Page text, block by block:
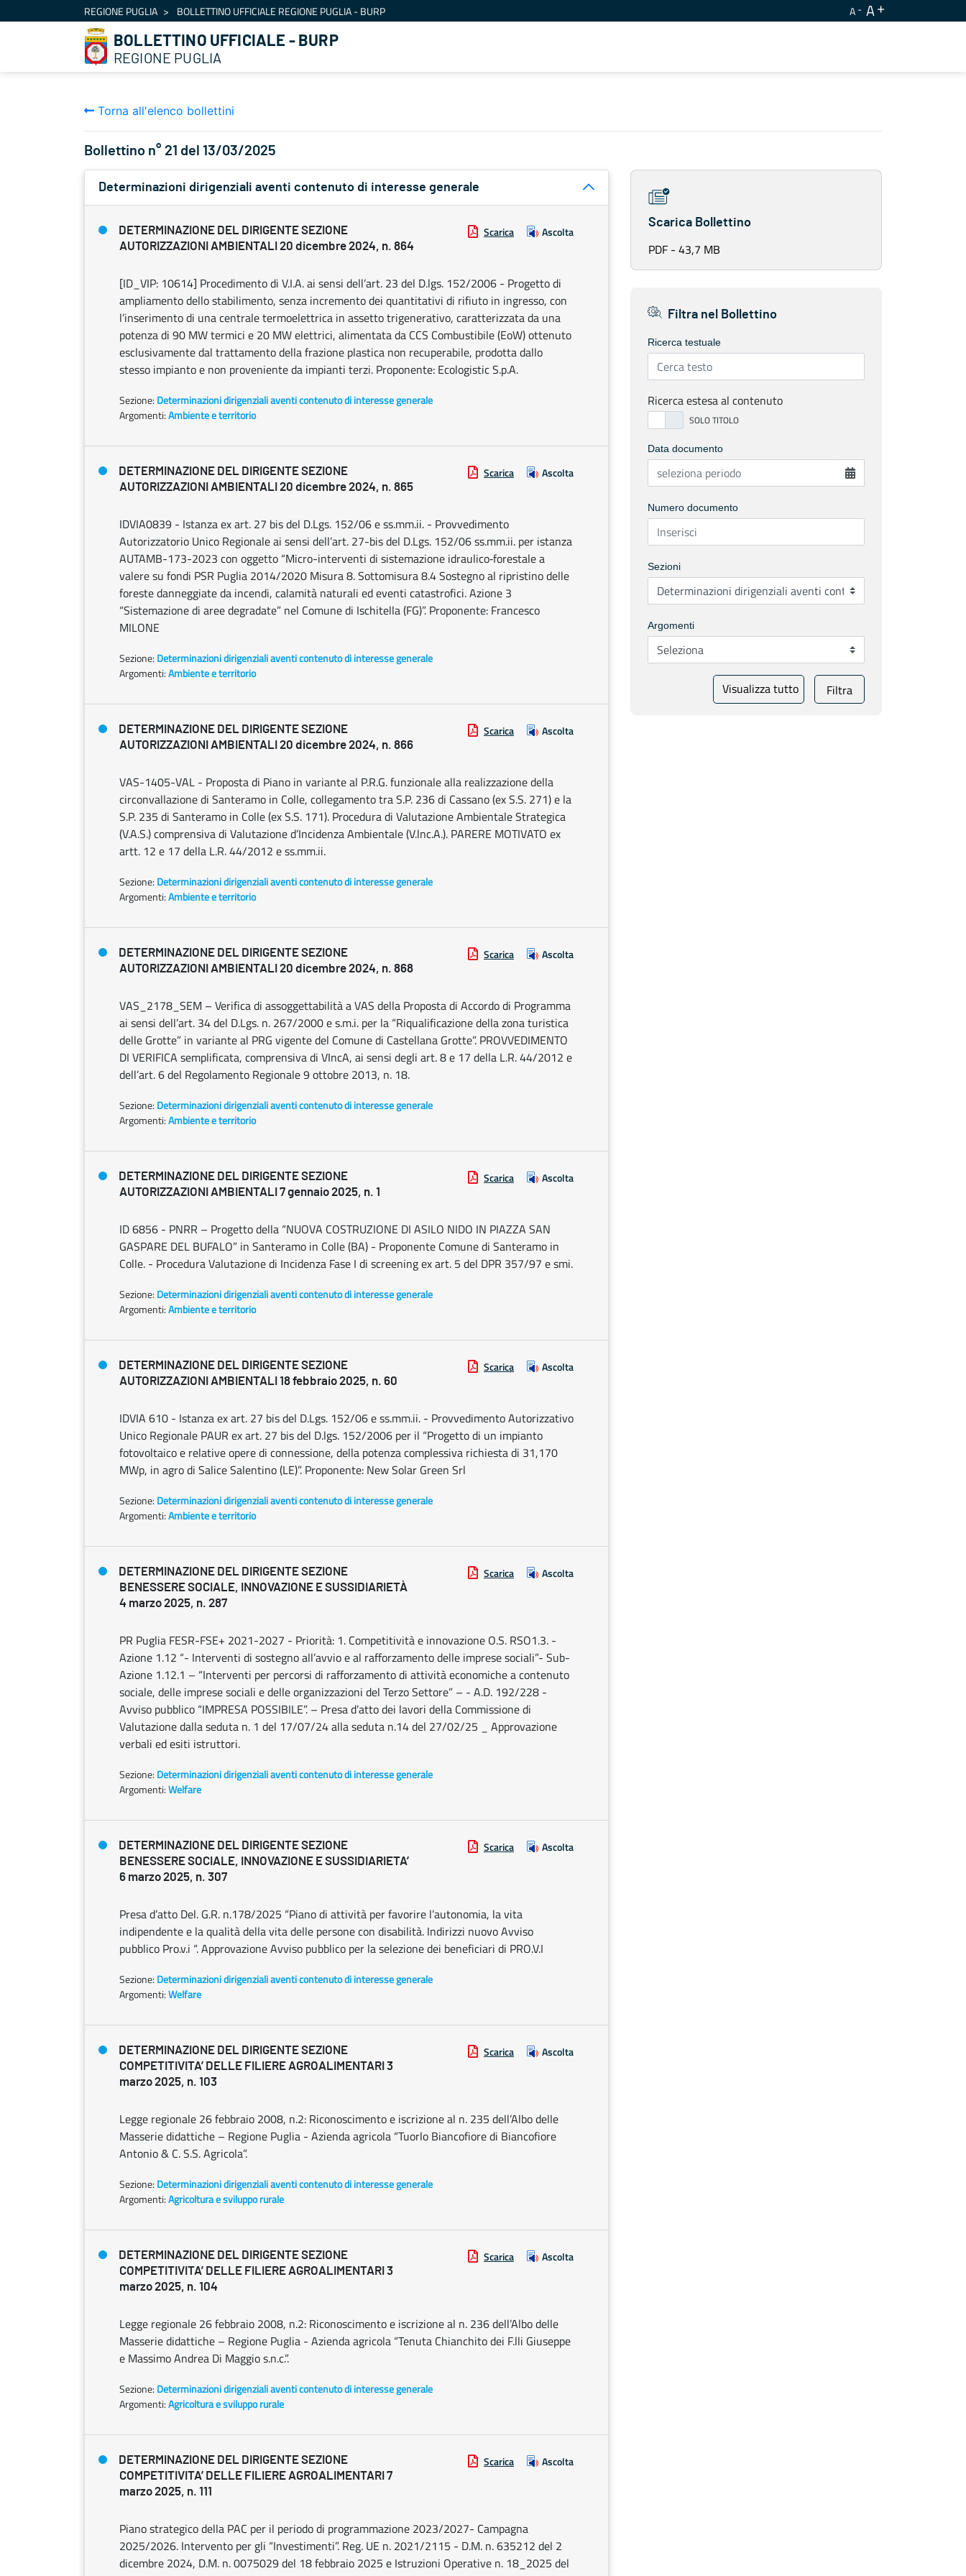
Salta al contenutoREGIONE PUGLIA BOLLETTINO UFFICIALE REGIONE PUGLIA - BURP A A
BOLLETTINO UFFICIALE - BURP
REGIONE PUGLIA
Torna all'elenco bollettini
Bollettino n° 21 del 13/03/2025
Determinazioni dirigenziali aventi contenuto di interesse generale
DETERMINAZIONE DEL DIRIGENTE SEZIONE
AUTORIZZAZIONI AMBIENTALI 20 dicembre 2024, n. 864
Scarica Ascolta
[ID_VIP: 10614] Procedimento di V.I.A. ai sensi dell’art. 23 del D.lgs. 152/2006 - Progetto di
ampliamento dello stabilimento, senza incremento dei quantitativi di rifiuto in ingresso, con
l’inserimento di una centrale termoelettrica in assetto trigenerativo, caratterizzata da una
potenza di 90 MW termici e 20 MW elettrici, alimentata da CCS Combustibile (EoW) ottenuto
esclusivamente dal trattamento della frazione plastica non recuperabile, prodotta dallo
stesso impianto e non proveniente da impianti terzi. Proponente: Ecologistic S.p.A.
Sezione: Determinazioni dirigenziali aventi contenuto di interesse generale
Argomenti:Ambiente e territorio
DETERMINAZIONE DEL DIRIGENTE SEZIONE
AUTORIZZAZIONI AMBIENTALI 20 dicembre 2024, n. 865
Scarica Ascolta
IDVIA0839 - Istanza ex art. 27 bis del D.Lgs. 152/06 e ss.mm.ii. - Provvedimento
Autorizzatorio Unico Regionale ai sensi dell’art. 27-bis del D.Lgs. 152/06 ss.mm.ii. per istanza
AUTAMB-173-2023 con oggetto “Micro-interventi di sistemazione idraulico‐forestale a
valere su fondi PSR Puglia 2014/2020 Misura 8. Sottomisura 8.4 Sostegno al ripristino delle
foreste danneggiate da incendi, calamità naturali ed eventi catastrofici. Azione 3
“Sistemazione di aree degradate” nel Comune di Ischitella (FG)”. Proponente: Francesco
MILONE
Sezione: Determinazioni dirigenziali aventi contenuto di interesse generale
Argomenti:Ambiente e territorio
DETERMINAZIONE DEL DIRIGENTE SEZIONE
AUTORIZZAZIONI AMBIENTALI 20 dicembre 2024, n. 866
Scarica Ascolta
VAS-1405-VAL - Proposta di Piano in variante al P.R.G. funzionale alla realizzazione della
circonvallazione di Santeramo in Colle, collegamento tra S.P. 236 di Cassano (ex S.S. 271) e la
S.P. 235 di Santeramo in Colle (ex S.S. 171). Procedura di Valutazione Ambientale Strategica
(V.A.S.) comprensiva di Valutazione d’Incidenza Ambientale (V.lnc.A.). PARERE MOTIVATO ex
artt. 12 e 17 della L.R. 44/2012 e ss.mm.ii.
Sezione: Determinazioni dirigenziali aventi contenuto di interesse generale
Argomenti:Ambiente e territorio
DETERMINAZIONE DEL DIRIGENTE SEZIONE
AUTORIZZAZIONI AMBIENTALI 20 dicembre 2024, n. 868
Scarica Ascolta
VAS_2178_SEM – Verifica di assoggettabilità a VAS della Proposta di Accordo di Programma
ai sensi dell’art. 34 del D.Lgs. n. 267/2000 e s.m.i. per la “Riqualificazione della zona turistica
delle Grotte” in variante al PRG vigente del Comune di Castellana Grotte”. PROVVEDIMENTO
DI VERIFICA semplificata, comprensiva di VIncA, ai sensi degli art. 8 e 17 della L.R. 44/2012 e
dell’art. 6 del Regolamento Regionale 9 ottobre 2013, n. 18.
Sezione: Determinazioni dirigenziali aventi contenuto di interesse generale
Argomenti:Ambiente e territorio
DETERMINAZIONE DEL DIRIGENTE SEZIONE
AUTORIZZAZIONI AMBIENTALI 7 gennaio 2025, n. 1
Scarica Ascolta
ID 6856 - PNRR – Progetto della “NUOVA COSTRUZIONE DI ASILO NIDO IN PIAZZA SAN
GASPARE DEL BUFALO” in Santeramo in Colle (BA) - Proponente Comune di Santeramo in
Colle. - Procedura Valutazione di Incidenza Fase I di screening ex art. 5 del DPR 357/97 e smi.
Sezione: Determinazioni dirigenziali aventi contenuto di interesse generale
Argomenti:Ambiente e territorio
DETERMINAZIONE DEL DIRIGENTE SEZIONE
AUTORIZZAZIONI AMBIENTALI 18 febbraio 2025, n. 60
Scarica Ascolta
IDVIA 610 - Istanza ex art. 27 bis del D.Lgs. 152/06 e ss.mm.ii. - Provvedimento Autorizzativo
Unico Regionale PAUR ex art. 27 bis del D.lgs. 152/2006 per il “Progetto di un impianto
fotovoltaico e relative opere di connessione, della potenza complessiva richiesta di 31,170
MWp, in agro di Salice Salentino (LE)”. Proponente: New Solar Green Srl
Sezione: Determinazioni dirigenziali aventi contenuto di interesse generale
Argomenti:Ambiente e territorio
DETERMINAZIONE DEL DIRIGENTE SEZIONE
BENESSERE SOCIALE, INNOVAZIONE E SUSSIDIARIETÀ
4 marzo 2025, n. 287
Scarica Ascolta
PR Puglia FESR-FSE+ 2021-2027 - Priorità: 1. Competitività e innovazione O.S. RSO1.3. -
Azione 1.12 “- Interventi di sostegno all’avvio e al rafforzamento delle imprese sociali”- Sub-
Azione 1.12.1 – “Interventi per percorsi di rafforzamento di attività economiche a contenuto
sociale, delle imprese sociali e delle organizzazioni del Terzo Settore” – - A.D. 192/228 -
Avviso pubblico “IMPRESA POSSIBILE”. – Presa d’atto dei lavori della Commissione di
Valutazione dalla seduta n. 1 del 17/07/24 alla seduta n.14 del 27/02/25 _ Approvazione
verbali ed esiti istruttori.
Sezione: Determinazioni dirigenziali aventi contenuto di interesse generale
Argomenti:Welfare
DETERMINAZIONE DEL DIRIGENTE SEZIONE
BENESSERE SOCIALE, INNOVAZIONE E SUSSIDIARIETA’
6 marzo 2025, n. 307
Scarica Ascolta
Presa d’atto Del. G.R. n.178/2025 “Piano di attività per favorire l’autonomia, la vita
indipendente e la qualità della vita delle persone con disabilità. Indirizzi nuovo Avviso
pubblico Pro.v.i “. Approvazione Avviso pubblico per la selezione dei beneficiari di PRO.V.I
Sezione: Determinazioni dirigenziali aventi contenuto di interesse generale
Argomenti:Welfare
DETERMINAZIONE DEL DIRIGENTE SEZIONE
COMPETITIVITA’ DELLE FILIERE AGROALIMENTARI 3
marzo 2025, n. 103
Scarica Ascolta
Legge regionale 26 febbraio 2008, n.2: Riconoscimento e iscrizione al n. 235 dell’Albo delle
Masserie didattiche – Regione Puglia - Azienda agricola “Tuorlo Biancofiore di Biancofiore
Antonio & C. S.S. Agricola”.
Sezione: Determinazioni dirigenziali aventi contenuto di interesse generale
Argomenti:Agricoltura e sviluppo rurale
DETERMINAZIONE DEL DIRIGENTE SEZIONE
COMPETITIVITA’ DELLE FILIERE AGROALIMENTARI 3
marzo 2025, n. 104
Scarica Ascolta
Legge regionale 26 febbraio 2008, n.2: Riconoscimento e iscrizione al n. 236 dell’Albo delle
Masserie didattiche – Regione Puglia - Azienda agricola “Tenuta Chianchito dei F.lli Giuseppe
e Massimo Andrea Di Maggio s.n.c.”.
Sezione: Determinazioni dirigenziali aventi contenuto di interesse generale
Argomenti:Agricoltura e sviluppo rurale
DETERMINAZIONE DEL DIRIGENTE SEZIONE
COMPETITIVITA’ DELLE FILIERE AGROALIMENTARI 7
marzo 2025, n. 111
Scarica Ascolta
Piano strategico della PAC per il periodo di programmazione 2023/2027- Campagna
2025/2026. Intervento per gli “Investimenti”. Reg. UE n. 2021/2115 - D.M. n. 635212 del 2
dicembre 2024, D.M. n. 0075029 del 18 febbraio 2025 e Istruzioni Operative n. 18_2025 del
Scarica Bollettino
PDF - 43,7 MB
Filtra nel Bollettino
Ricerca testuale
Ricerca estesa al contenuto
Data documento
Numero documento
Sezioni
Argomenti
Visualizza tutto Filtra